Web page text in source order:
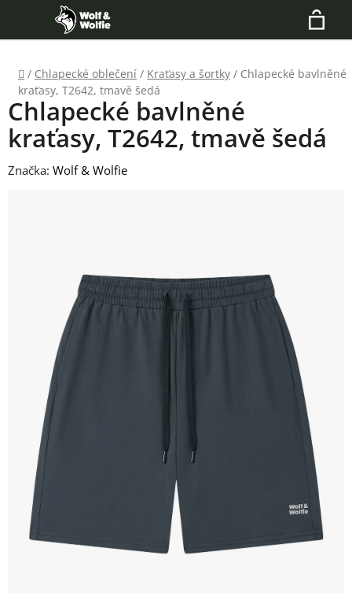
obsah
Hledat
Domů
/ Chlapecké oblečení / Kraťasy a šortky / Chlapecké bavlněné
kraťasy, T2642, tmavě šedá
Chlapecké bavlněné
kraťasy, T2642, tmavě šedá
Značka: Wolf & Wolfie